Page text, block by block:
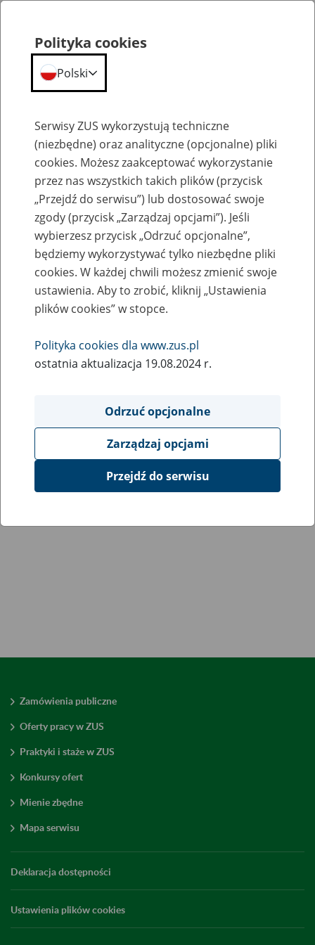
Przepraszamy,
podana strona nie została znaleziona.
Błąd 404
Przejdź do strony głównej
Zamówienia publiczne
Oferty pracy w ZUS
Praktyki i staże w ZUS
Konkursy ofert
Mienie zbędne
Mapa serwisu
Deklaracja dostępności
Ustawienia plików cookies
Polityka cookies
Polski
Serwisy ZUS wykorzystują techniczne
(niezbędne) oraz analityczne (opcjonalne) pliki
cookies. Możesz zaakceptować wykorzystanie
przez nas wszystkich takich plików (przycisk
„Przejdź do serwisu”) lub dostosować swoje
zgody (przycisk „Zarządzaj opcjami”). Jeśli
wybierzesz przycisk „Odrzuć opcjonalne”,
będziemy wykorzystywać tylko niezbędne pliki
cookies. W każdej chwili możesz zmienić swoje
ustawienia. Aby to zrobić, kliknij „Ustawienia
plików cookies” w stopce.
Polityka cookies dla www.zus.pl
ostatnia aktualizacja 19.08.2024 r.
Odrzuć opcjonalne
Zarządzaj opcjami
Przejdź do serwisu